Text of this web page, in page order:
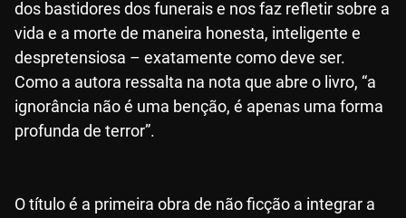
dos bastidores dos funerais e nos faz refletir sobre a
vida e a morte de maneira honesta, inteligente e
despretensiosa – exatamente como deve ser.
Como a autora ressalta na nota que abre o livro, “a
ignorância não é uma benção, é apenas uma forma
profunda de terror”.
O título é a primeira obra de não ficção a integrar a